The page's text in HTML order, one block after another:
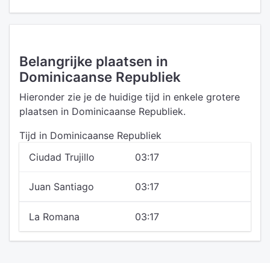
Belangrijke plaatsen in
Dominicaanse Republiek
Hieronder zie je de huidige tijd in enkele grotere
plaatsen in Dominicaanse Republiek.
Tijd in Dominicaanse Republiek
Ciudad Trujillo
03:17
Juan Santiago 03:17
La Romana 03:17